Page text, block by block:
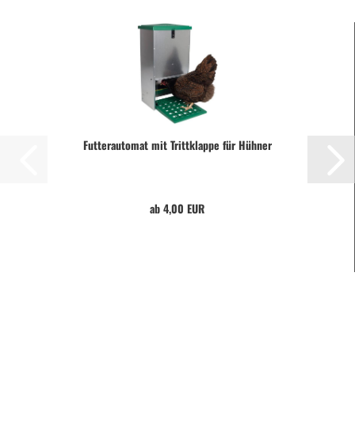
Futterautomat mit Trittklappe für Hühner
ab 4,00 EUR